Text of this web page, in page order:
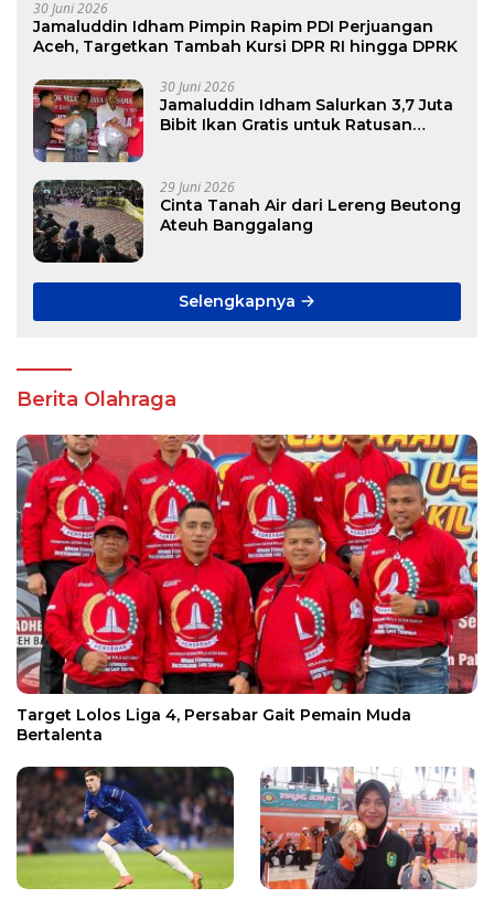
30 Juni 2026
Jamaluddin Idham Pimpin Rapim PDI Perjuangan
Aceh, Targetkan Tambah Kursi DPR RI hingga DPRK
30 Juni 2026
Jamaluddin Idham Salurkan 3,7 Juta
Bibit Ikan Gratis untuk Ratusan
29 Juni 2026
Cinta Tanah Air dari Lereng Beutong
Ateuh Banggalang
Selengkapnya
Berita Olahraga
Target Lolos Liga 4, Persabar Gait Pemain Muda
Bertalenta